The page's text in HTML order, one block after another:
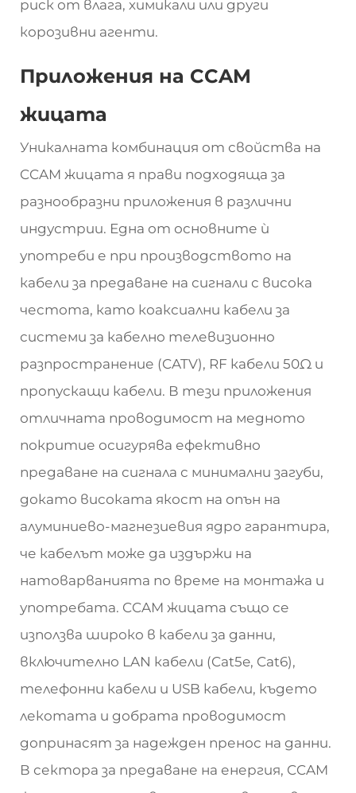
риск от влага, химикали или други
корозивни агенти.
Приложения на CCAM
жицата
Уникалната комбинация от свойства на
CCAM жицата я прави подходяща за
разнообразни приложения в различни
индустрии. Една от основните ѝ
употреби е при производството на
кабели за предаване на сигнали с висока
честота, като коаксиални кабели за
системи за кабелно телевизионно
разпространение (CATV), RF кабели 50Ω и
пропускащи кабели. В тези приложения
отличната проводимост на медното
покритие осигурява ефективно
предаване на сигнала с минимални загуби,
докато високата якост на опън на
алуминиево-магнезиевия ядро гарантира,
че кабелът може да издържи на
натоварванията по време на монтажа и
употребата. CCAM жицата също се
използва широко в кабели за данни,
включително LAN кабели (Cat5e, Cat6),
телефонни кабели и USB кабели, където
лекотата и добрата проводимост
допринасят за надежден пренос на данни.
В сектора за предаване на енергия, CCAM